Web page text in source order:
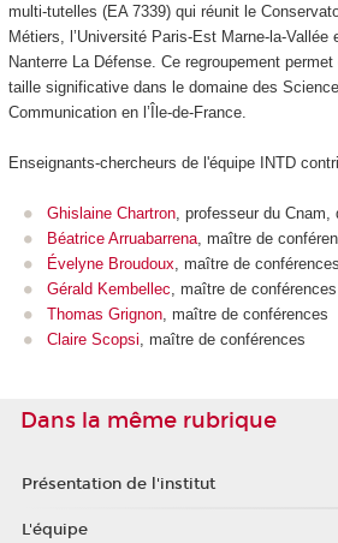
multi-tutelles (EA 7339) qui réunit le
Métiers, l’Université Paris-Est Marne-la-Vallée
Nanterre La Défense. Ce regroupement
taille significative dans le domaine des
Communication en l’Île-de-France.
Enseignants-chercheurs de l'équipe INTD
Ghislaine Chartron, professeur du Cnam,
Béatrice Arruabarrena, maître de
Évelyne Broudoux, maître de conférences
Gérald Kembellec, maître de conférences
Thomas Grignon, maître de conférences
Claire Scopsi, maître de conférences
Dans la même rubrique
Présentation de l'institut
L'équipe